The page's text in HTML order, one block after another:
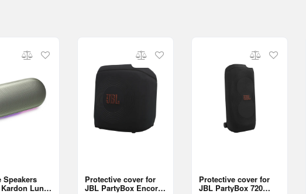
Speakers
Luna
Protective cover for
JBL PartyBox Encore
Protective cover for
JBL PartyBox 720